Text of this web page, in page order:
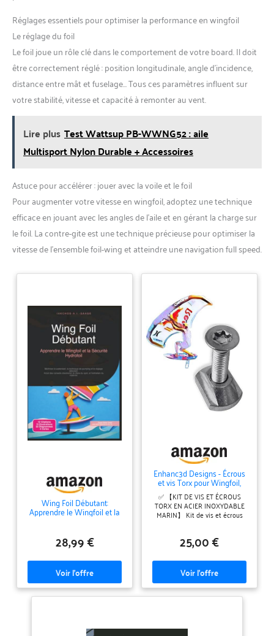
Réglages essentiels pour optimiser la performance en wingfoil
Le réglage du foil
Le foil joue un rôle clé dans le comportement de votre board. Il doit
être correctement réglé : position longitudinale, angle d’incidence,
distance entre mât et fuselage… Tous ces paramètres influent sur
votre stabilité, vitesse et capacité à remonter au vent.
Lire plus Test Wattsup PB-WWNG52 : aile
Multisport Nylon Durable + Accessoires
Astuce pour accélérer : jouer avec la voile et le foil
Pour augmenter votre vitesse en wingfoil, adoptez une technique
efficace en jouant avec les angles de l’aile et en gérant la charge sur
le foil. La contre-gite est une technique précieuse pour optimiser la
vitesse de l’ensemble foil-wing et atteindre une navigation full speed.
Wing Foil Débutant:
Apprendre le Wingfoil et la
Sécurité Hydrofoil
28,99 €
Enhanc3d Designs - Écrous
et vis Torx pour Wingfoil,
Hydrofoil, Surfoil en Acier
Inoxydable de qualité Marine
✅ 【KIT DE VIS ET ÉCROUS
TORX EN ACIER INOXYDABLE
MARIN】 Kit de vis et écrous
hydrofoils et les wingfoils. ✅
【FABRIQUÉ EN ACIER
INOXYDABLE MARIN 316 DE
HAUTE QUALITÉ】 Fabriqué en
acier inoxydable marin 316 de
haute qualité et résistance pour
une durabilité exceptionnelle
25,00 €